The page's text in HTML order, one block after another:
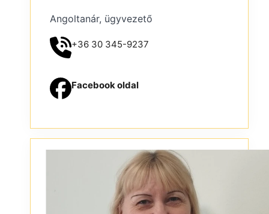
Angoltanár, ügyvezető
+36 30 345-9237
Facebook oldal